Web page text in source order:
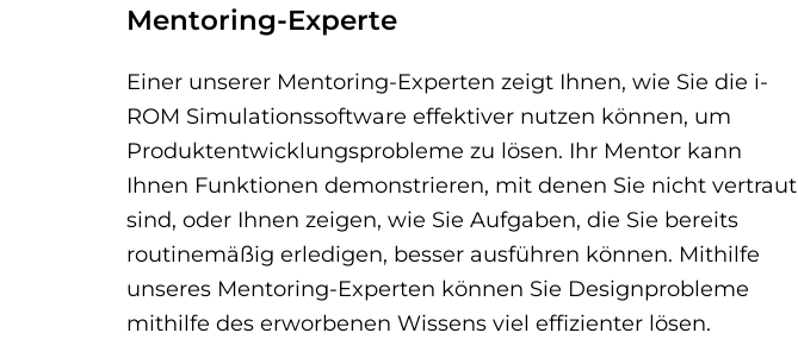
Mentoring-Experte
Einer unserer Mentoring-Experten zeigt Ihnen, wie Sie die i-
ROM Simulationssoftware effektiver nutzen können, um
Produktentwicklungsprobleme zu lösen. Ihr Mentor kann
Ihnen Funktionen demonstrieren, mit denen Sie nicht vertraut
sind, oder Ihnen zeigen, wie Sie Aufgaben, die Sie bereits
routinemäßig erledigen, besser ausführen können. Mithilfe
unseres Mentoring-Experten können Sie Designprobleme
mithilfe des erworbenen Wissens viel effizienter lösen.